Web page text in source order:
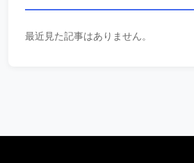
最近見た記事はありません。